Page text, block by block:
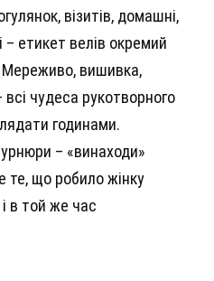
візитів, домашні,
– етикет велів окремий
Мереживо, вишивка,
всі чудеса рукотворного
годинами.
– «винаходи»
те, що робило жінку
в той же час